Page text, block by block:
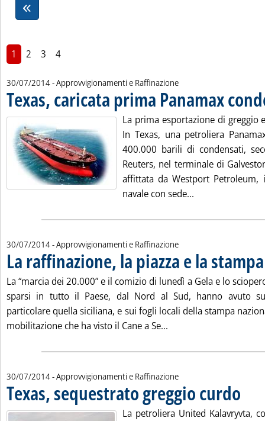
1 2 3 4
30/07/2014- Approvvigionamenti e Raffinazione
Texas, caricata prima Panamax
La prima esportazione di greggio
In Texas, una petroliera
400.000 barili di condensati,
Reuters, nel terminale di
affittata da Westport
navale con sede...
30/07/2014- Approvvigionamenti e Raffinazione
La raffinazione, la piazza e la stampa
La “marcia dei 20.000” e il comizio di lunedì a Gela e lo
sparsi in tutto il Paese, dal Nord al Sud, hanno avuto
particolare quella siciliana, e sui fogli locali della stampa
mobilitazione che ha visto il Cane a Se...
30/07/2014- Approvvigionamenti e Raffinazione
Texas, sequestrato greggio curdo
La petroliera United Kalavryvta,